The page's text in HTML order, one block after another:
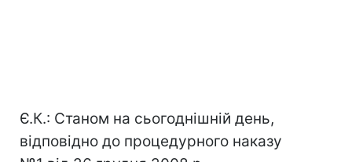
Є.К.: Станом на сьогоднішній день,
відповідно до процедурного наказу